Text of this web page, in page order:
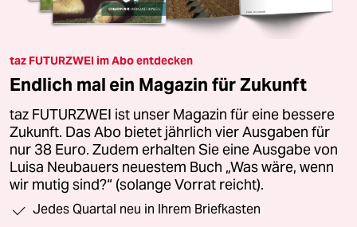
taz FUTURZWEI im Abo entdecken
Endlich mal ein Magazin für Zukunft
taz FUTURZWEI ist unser Magazin für eine bessere
Zukunft. Das Abo bietet jährlich vier Ausgaben für
nur 38 Euro. Zudem erhalten Sie eine Ausgabe von
Luisa Neubauers neuestem Buch „Was wäre, wenn
wir mutig sind?“ (solange Vorrat reicht).
Jedes Quartal neu in Ihrem Briefkasten